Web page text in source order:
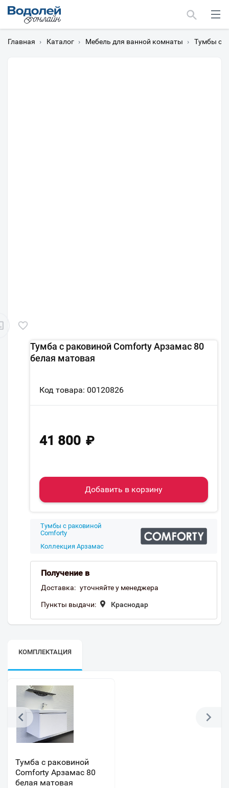
Главная › Каталог › Мебель для ванной комнаты › Тумбы с
Тумба с раковиной Comforty Арзамас 80
белая матовая
Код товара: 00120826
41 800 ₽
Добавить в корзину
Тумбы с раковиной
Comforty
Коллекция Арзамас
Получение в
Доставка: уточняйте у менеджера
Пункты выдачи: Краснодар
КОМПЛЕКТАЦИЯ
Тумба с раковиной
Comforty Арзамас 80
белая матовая